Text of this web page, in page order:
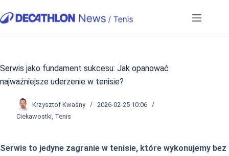
do
Serwis jako fundament sukcesu: Jak opanować
najważniejsze uderzenie w tenisie?
Krzysztof Kwaśny
2026-02-25 10:06
Ciekawostki, Tenis
Serwis to jedyne zagranie w tenisie, które wykonujemy bez